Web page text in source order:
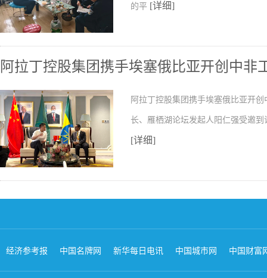
的平 [详细]
阿拉丁控股集团携手埃塞俄比亚开创中非
阿拉丁控股集团携手埃塞俄比亚开
长、雁栖湖论坛发起人阳仁强受邀
[详细]
经济参考报 中国名牌网 新华每日电讯 中国城市网 中国财富